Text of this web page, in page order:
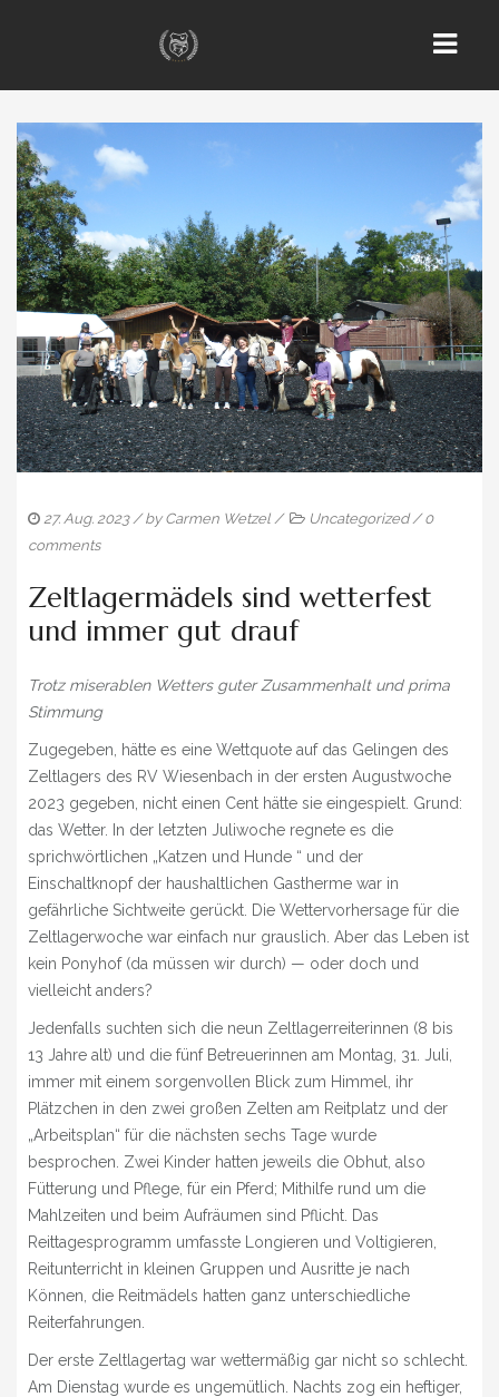
HOME
NEWS
EVENTS
PFERDE
ANGEBOTE & AKTIVITÄTEN
PREISE
SATZUNGEN
KONTAKT
IMPRESSUM
27. Aug. 2023/ by Carmen Wetzel / Uncategorized/0
comments
Zeltlagermädels sind wetterfest
und immer gut drauf
Trotz miserablen Wetters guter Zusammenhalt und prima
Stimmung
Zugegeben, hätte es eine Wettquote auf das Gelingen des
Zeltlagers des RV Wiesenbach in der ersten Augustwoche
2023 gegeben, nicht einen Cent hätte sie eingespielt. Grund:
das Wetter. In der letzten Juliwoche regnete es die
sprichwörtlichen „Katzen und Hunde “ und der
Einschaltknopf der haushaltlichen Gastherme war in
gefährliche Sichtweite gerückt. Die Wettervorhersage für die
Zeltlagerwoche war einfach nur grauslich. Aber das Leben ist
kein Ponyhof (da müssen wir durch) — oder doch und
vielleicht anders?
Jedenfalls suchten sich die neun Zeltlagerreiterinnen (8 bis
13 Jahre alt) und die fünf Betreuerinnen am Montag, 31. Juli,
immer mit einem sorgenvollen Blick zum Himmel, ihr
Plätzchen in den zwei großen Zelten am Reitplatz und der
„Arbeitsplan“ für die nächsten sechs Tage wurde
besprochen. Zwei Kinder hatten jeweils die Obhut, also
Fütterung und Pflege, für ein Pferd; Mithilfe rund um die
Mahlzeiten und beim Aufräumen sind Pflicht. Das
Reittagesprogramm umfasste Longieren und Voltigieren,
Reitunterricht in kleinen Gruppen und Ausritte je nach
Können, die Reitmädels hatten ganz unterschiedliche
Reiterfahrungen.
Der erste Zeltlagertag war wettermäßig gar nicht so schlecht.
Am Dienstag wurde es ungemütlich. Nachts zog ein heftiger,